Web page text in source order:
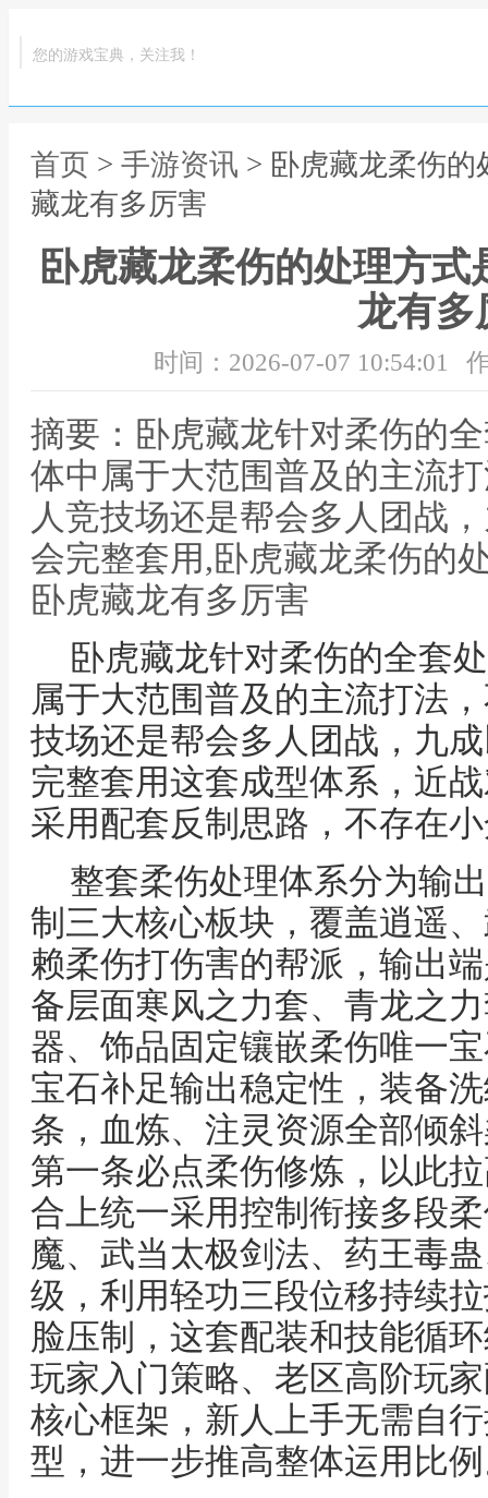
您的游戏宝典，关注我！
首页 > 手游资讯 > 卧虎藏龙柔伤
藏龙有多厉害
卧虎藏龙柔伤的处理方
龙有多
时间：2026-07-07 10:54:01
摘要：卧虎藏龙针对柔伤的
体中属于大范围普及的主流
人竞技场还是帮会多人团战
会完整套用,卧虎藏龙柔伤的
卧虎藏龙有多厉害
卧虎藏龙针对柔伤的全套
属于大范围普及的主流打法
技场还是帮会多人团战，九
完整套用这套成型体系，近
采用配套反制思路，不存在
整套柔伤处理体系分为输
制三大核心板块，覆盖逍遥
赖柔伤打伤害的帮派，输出
备层面寒风之力套、青龙之
器、饰品固定镶嵌柔伤唯一
宝石补足输出稳定性，装备
条，血炼、注灵资源全部倾
第一条必点柔伤修炼，以此
合上统一采用控制衔接多段
魔、武当太极剑法、药王毒
级，利用轻功三段位移持续
脸压制，这套配装和技能循
玩家入门策略、老区高阶玩
核心框架，新人上手无需自
型，进一步推高整体运用比